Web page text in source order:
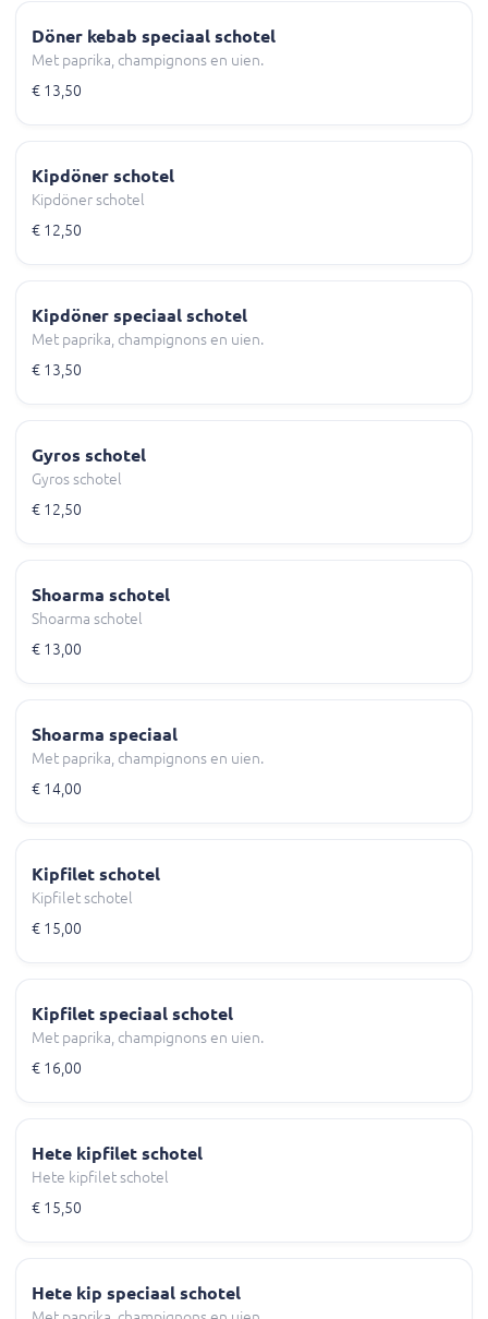
Döner kebab speciaal schotel
Met paprika, champignons en uien.
€ 13,50
Kipdöner schotel
Kipdöner schotel
€ 12,50
Kipdöner speciaal schotel
Met paprika, champignons en uien.
€ 13,50
Gyros schotel
Gyros schotel
€ 12,50
Shoarma schotel
Shoarma schotel
€ 13,00
Shoarma speciaal
Met paprika, champignons en uien.
€ 14,00
Kipfilet schotel
Kipfilet schotel
€ 15,00
Kipfilet speciaal schotel
Met paprika, champignons en uien.
€ 16,00
Hete kipfilet schotel
Hete kipfilet schotel
€ 15,50
Hete kip speciaal schotel